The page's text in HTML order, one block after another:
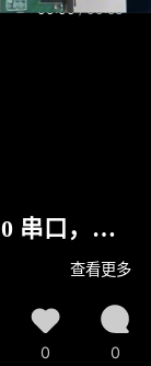
00:00 / 00:53
查看更多
0 0